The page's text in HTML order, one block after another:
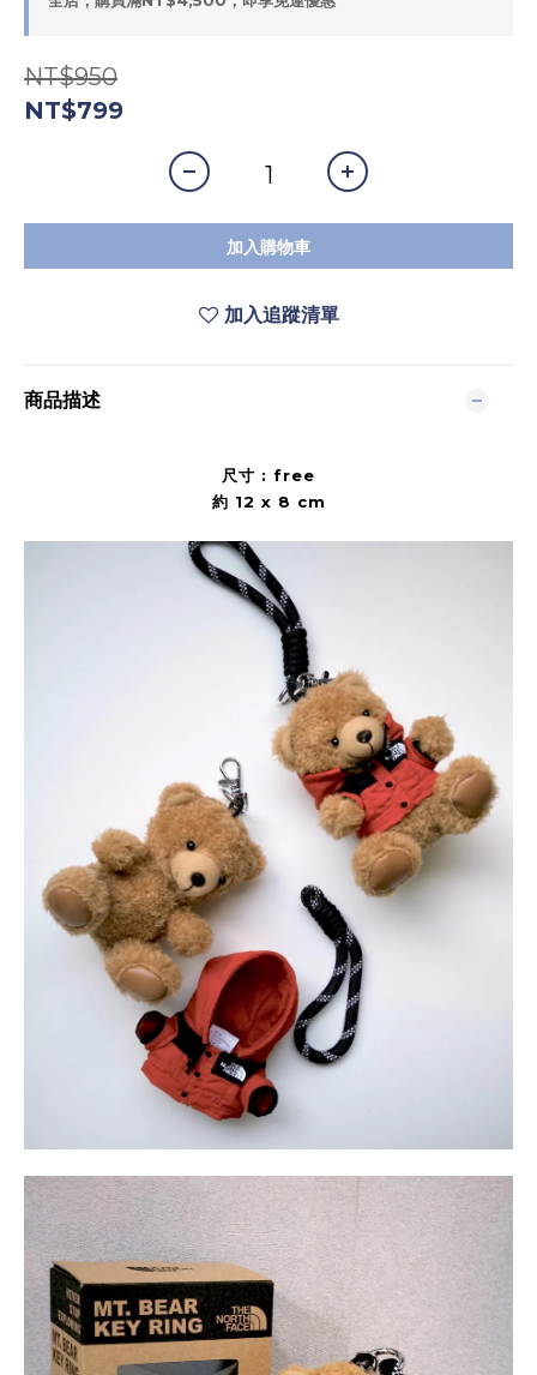
NT$950
NT$799
加入購物車
加入追蹤清單
商品描述
尺寸 : free
約 12 x 8 cm